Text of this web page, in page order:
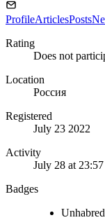
ProfileArticlesPosts
Rating
Does not
Location
Россия
Registered
July 23 2022
Activity
July 28 at 23:57
Badges
Unhabred